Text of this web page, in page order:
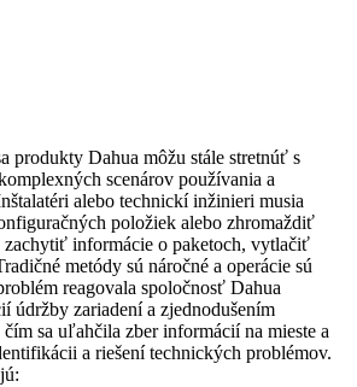
produkty Dahua môžu stále stretnúť s
scenárov používania a
alebo technickí inžinieri musia
položiek alebo zhromaždiť
zachytiť informácie o paketoch, vytlačiť
metódy sú náročné a operácie sú
reagovala spoločnosť Dahua
údržby zariadení a zjednodušením
sa uľahčila zber informácií na mieste a
a riešení technických problémov.